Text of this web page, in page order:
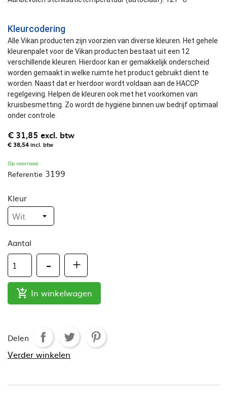
Kleurcodering
Alle Vikan producten zijn voorzien van diverse kleuren. Het gehele
kleurenpalet voor de Vikan producten bestaat uit een 12
verschillende kleuren. Hierdoor kan er gemakkelijk onderscheid
worden gemaakt in welke ruimte het product gebruikt dient te
worden. Naast dat er hierdoor wordt voldaan aan de HACCP
regelgeving. Helpen de kleuren ook met het voorkomen van
kruisbesmetting. Zo wordt de hygiëne binnen uw bedrijf optimaal
onder controle.
€ 31,85 excl. btw
€ 38,54incl. btw
Op voorraad
Referentie 3199
Kleur
Aantal
 In winkelwagen
Delen
Verder winkelen